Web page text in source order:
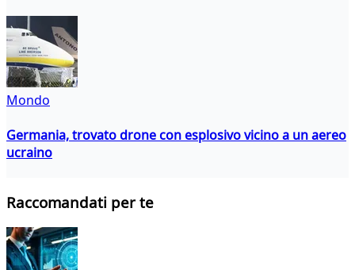
Mondo
Germania, trovato drone con esplosivo vicino a un aereo
ucraino
Raccomandati per te